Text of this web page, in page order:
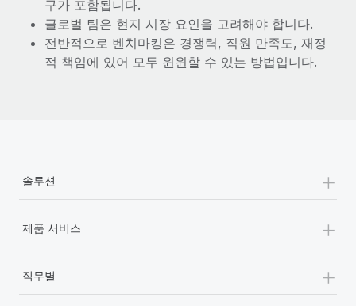
Shootsta가 Remote를 통해 네 개의 시장에서 글로벌
채용을 확장한 방법
구가 포함됩니다.
글로벌 팀은 현지 시장 요인을 고려해야 합니다.
전반적으로 벤치마킹은 경쟁력, 직원 만족도, 재정
적 책임에 있어 모두 윈윈할 수 있는 방법입니다.
솔루션 +
제품 서비스 +
직무별 +